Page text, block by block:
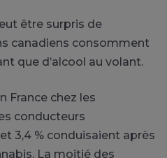
être surpris de
canadiens consomment
que d’alcool au volant.
France chez les
conducteurs
3,4 % conduisaient après
La moitié des